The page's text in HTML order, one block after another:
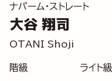
ナパーム・ストレート
大谷 翔司
OTANI Shoji
階級
ライト級